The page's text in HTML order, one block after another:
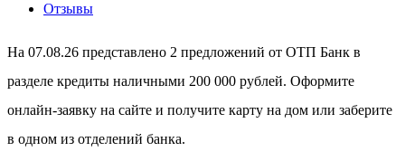
Отзывы
На 07.08.26 представлено 2 предложений от ОТП Банк в
разделе кредиты наличными 200 000 рублей. Оформите
онлайн-заявку на сайте и получите карту на дом или заберите
в одном из отделений банка.